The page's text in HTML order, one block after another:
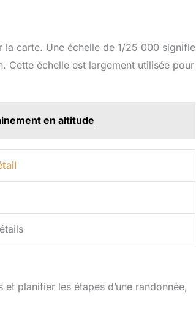
la carte. Une échelle de 1/25 000 signifie
Cette échelle est largement utilisée pour
en altitude
planifier les étapes d’une randonnée,